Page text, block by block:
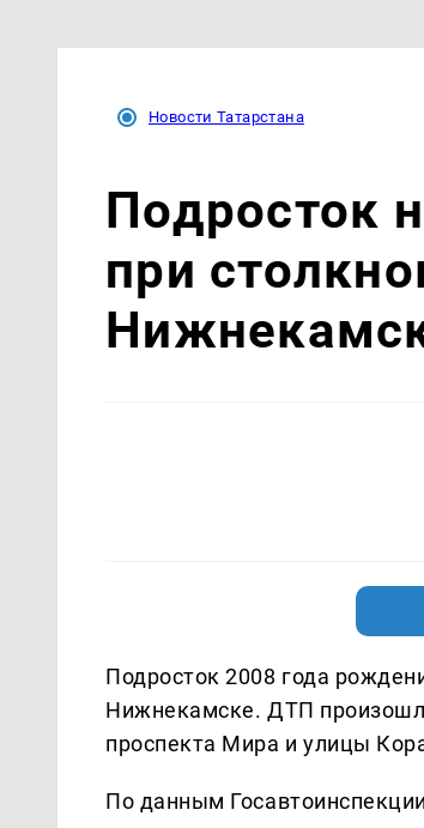
Новости Татарстана
Подросток
при
Подросток 2008 года
Нижнекамске. ДТП
проспекта Мира и улицы
По данным